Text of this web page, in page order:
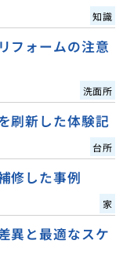
知識
フォームの注意
洗面所
刷新した体験記
台所
修した事例
家
異と最適なスケ